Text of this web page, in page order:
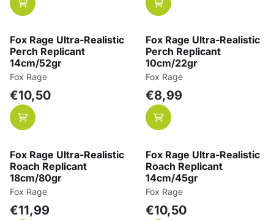
Fox Rage Ultra-Realistic
Perch Replicant
14cm/52gr
Merk:
Fox Rage
Prijs: 10,50
€10,50
Fox Rage Ultra-Realistic
Perch Replicant
10cm/22gr
Merk:
Fox Rage
Prijs: 8,99
€8,99
Fox Rage Ultra-Realistic
Roach Replicant
18cm/80gr
Merk:
Fox Rage
Prijs: 11,99
€11,99
Fox Rage Ultra-Realistic
Roach Replicant
14cm/45gr
Merk:
Fox Rage
Prijs: 10,50
€10,50